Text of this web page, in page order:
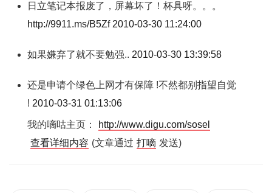
日立笔记本报废了，屏幕坏了！杯具呀。。。
http://9911.ms/B5Zf 2010-03-30 11:24:00
如果嫌弃了就不要勉强.. 2010-03-30 13:39:58
还是申请个绿色上网才有保障 !不然都别指望自觉
! 2010-03-31 01:13:06
我的嘀咕主页：
http://www.digu.com/sosel
查看详细内容 (文章通过 打嘀 发送)